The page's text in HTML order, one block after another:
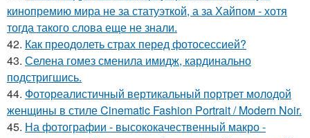
кинопремию мира не за статуэткой, а за Хайпом - хотя
тогда такого слова еще не знали.
42. Как преодолеть страх перед фотосессией?
43. Селена гомез сменила имидж, кардинально
подстригшись.
44. Фотореалистичный вертикальный портрет молодой
женщины в стиле Cinematic Fashion Portrait / Modern Noir.
45. На фотографии - высококачественный макро -